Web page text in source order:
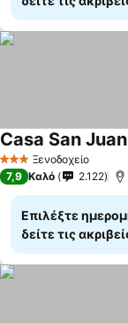
3 ΑστέριαΞενοδοχείο
Casa San Juan
7,9 Καλό 2.122
Επιλέξτε
δείτε τις